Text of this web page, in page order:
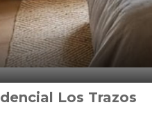
Los Trazos